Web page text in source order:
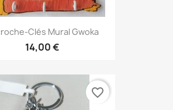
Clés Mural Gwoka
14,00 €
favorite_border